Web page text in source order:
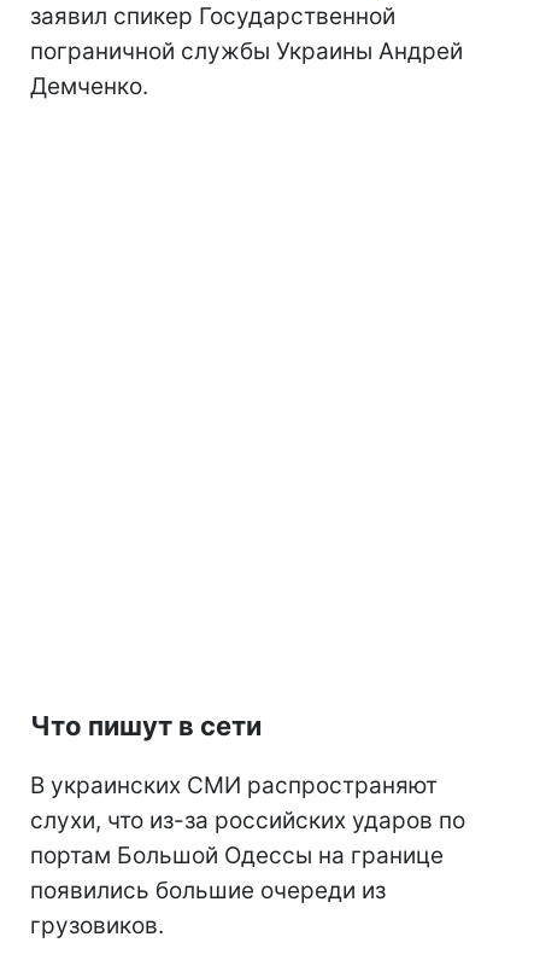
заявил спикер Государственной
пограничной службы Украины Андрей
Демченко.
Что пишут в сети
В украинских СМИ распространяют
слухи, что из-за российских ударов по
портам Большой Одессы на границе
появились большие очереди из
грузовиков.